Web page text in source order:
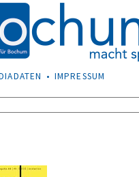
IMPRESSUM